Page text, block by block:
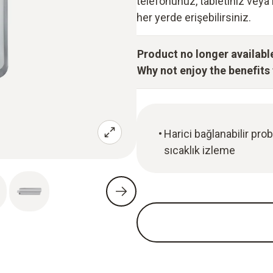
her yerde erişebilirsiniz.
Product no longer
Why not enjoy the
Harici bağlanabilir
sıcaklık izleme